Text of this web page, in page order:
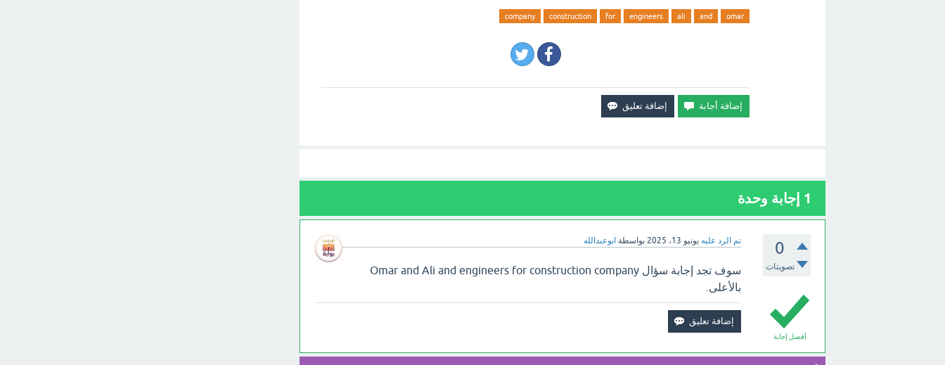
omar
and
ali
engineers
for
construction
company
1 إجابة وحدة
0
تصويتات
تم الرد عليه يونيو 13، 2025 بواسطة ابوعبدالله
أفضل إجابة
سوف تجد إجابة سؤال Omar and Ali and engineers for construction company
بالأعلى.